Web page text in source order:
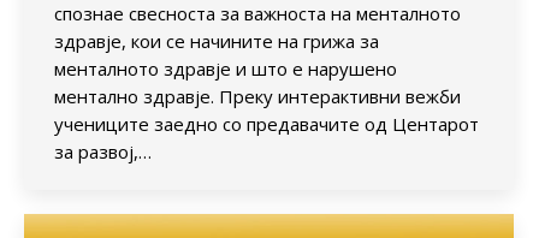
спознае свесноста за важноста на менталното
здравје, кои се начините на грижа за
менталното здравје и што е нарушено
ментално здравје. Преку интерактивни вежби
учениците заедно со предавачите од Центарот
за развој,…